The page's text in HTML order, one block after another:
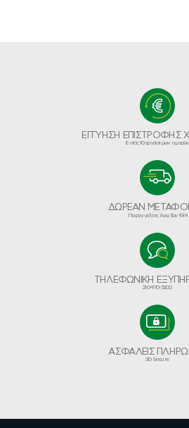
ΕΓΓΥΗΣΗ ΕΠΙΣΤΡΟΦΗΣ
Εντός 10 εργάσιμων ημερών
ΔΩΡΕΑΝ
Παραγγελίες Άνω Των €49
ΤΗΛΕΦΩΝΙΚΗ
210-970-5200
ΑΣΦΑΛΕΙΣ
3D Secure